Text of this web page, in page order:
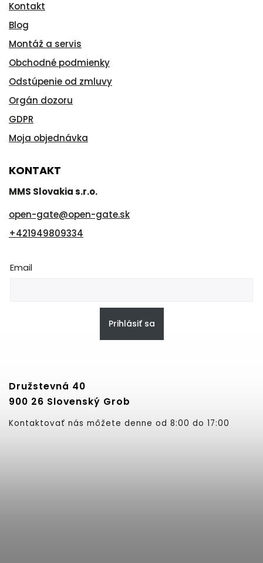
Kontakt
Blog
Montáž a servis
Obchodné podmienky
Odstúpenie od zmluvy
Orgán dozoru
GDPR
Moja objednávka
KONTAKT
MMS Slovakia s.r.o.
open-gate@open-gate.sk
+421949809334
Email
Prihlásiť sa
Družstevná 40
900 26 Slovenský Grob
Kontaktovať nás môžete denne od 8:00 do 17:00